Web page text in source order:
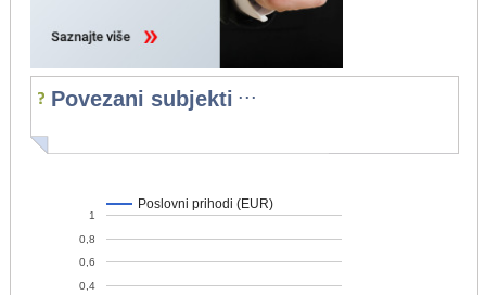
Povezani subjekti ...
Poslovni prihodi (EUR)
0,4
0,6
0,8
1